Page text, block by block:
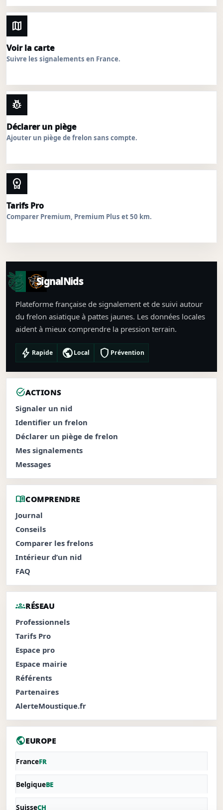
map
Voir la carte
Suivre les signalements en France.
pest_control
Déclarer un piège
Ajouter un piège de frelon sans compte.
workspace_premium
Tarifs Pro
Comparer Premium, Premium Plus et 50 km.
SignalNids
Plateforme française de signalement et de suivi autour
du frelon asiatique à pattes jaunes. Les données locales
aident à mieux comprendre la pression terrain.
bolt Rapide publicLocal shield Prévention
task_altACTIONS
Signaler un nid
Identifier un frelon
Déclarer un piège de frelon
Mes signalements
Messages
menu_bookCOMPRENDRE
Journal
Conseils
Comparer les frelons
Intérieur d’un nid
FAQ
groupsRÉSEAU
Professionnels
Tarifs Pro
Espace pro
Espace mairie
Référents
Partenaires
AlerteMoustique.fr
publicEUROPE
FranceFR
BelgiqueBE
SuisseCH